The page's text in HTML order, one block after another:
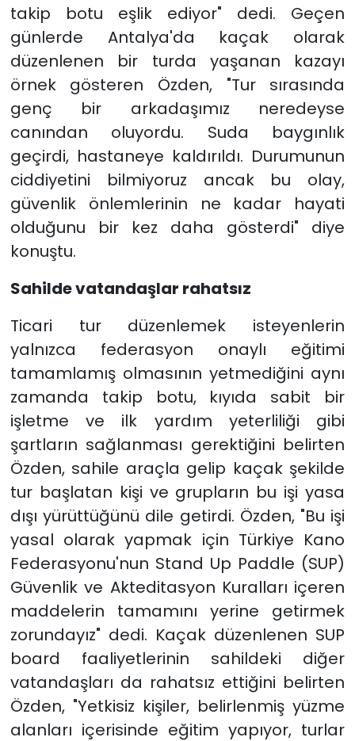
takip botu eşlik ediyor" dedi. Geçen
günlerde Antalya'da kaçak olarak
düzenlenen bir turda yaşanan kazayı
örnek gösteren Özden, "Tur sırasında
genç bir arkadaşımız neredeyse
canından oluyordu. Suda baygınlık
geçirdi, hastaneye kaldırıldı. Durumunun
ciddiyetini bilmiyoruz ancak bu olay,
güvenlik önlemlerinin ne kadar hayati
olduğunu bir kez daha gösterdi" diye
konuştu.
Sahilde vatandaşlar rahatsız
Ticari tur düzenlemek isteyenlerin
yalnızca federasyon onaylı eğitimi
tamamlamış olmasının yetmediğini aynı
zamanda takip botu, kıyıda sabit bir
işletme ve ilk yardım yeterliliği gibi
şartların sağlanması gerektiğini belirten
Özden, sahile araçla gelip kaçak şekilde
tur başlatan kişi ve grupların bu işi yasa
dışı yürüttüğünü dile getirdi. Özden, "Bu işi
yasal olarak yapmak için Türkiye Kano
Federasyonu'nun Stand Up Paddle (SUP)
Güvenlik ve Akteditasyon Kuralları içeren
maddelerin tamamını yerine getirmek
zorundayız" dedi. Kaçak düzenlenen SUP
board faaliyetlerinin sahildeki diğer
vatandaşları da rahatsız ettiğini belirten
Özden, "Yetkisiz kişiler, belirlenmiş yüzme
alanları içerisinde eğitim yapıyor, turlar